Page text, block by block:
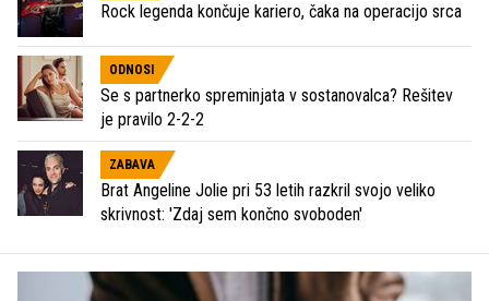
Rock legenda končuje kariero, čaka na operacijo srca
ODNOSI
Se s partnerko spreminjata v sostanovalca? Rešitev
je pravilo 2-2-2
ZABAVA
Brat Angeline Jolie pri 53 letih razkril svojo veliko
skrivnost: 'Zdaj sem končno svoboden'